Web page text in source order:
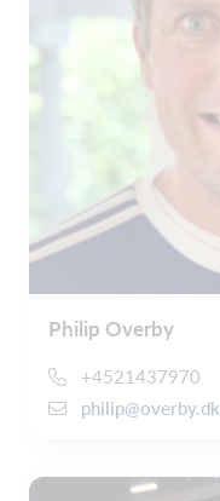
Philip Overby
+4521437970
philip@overby.dk